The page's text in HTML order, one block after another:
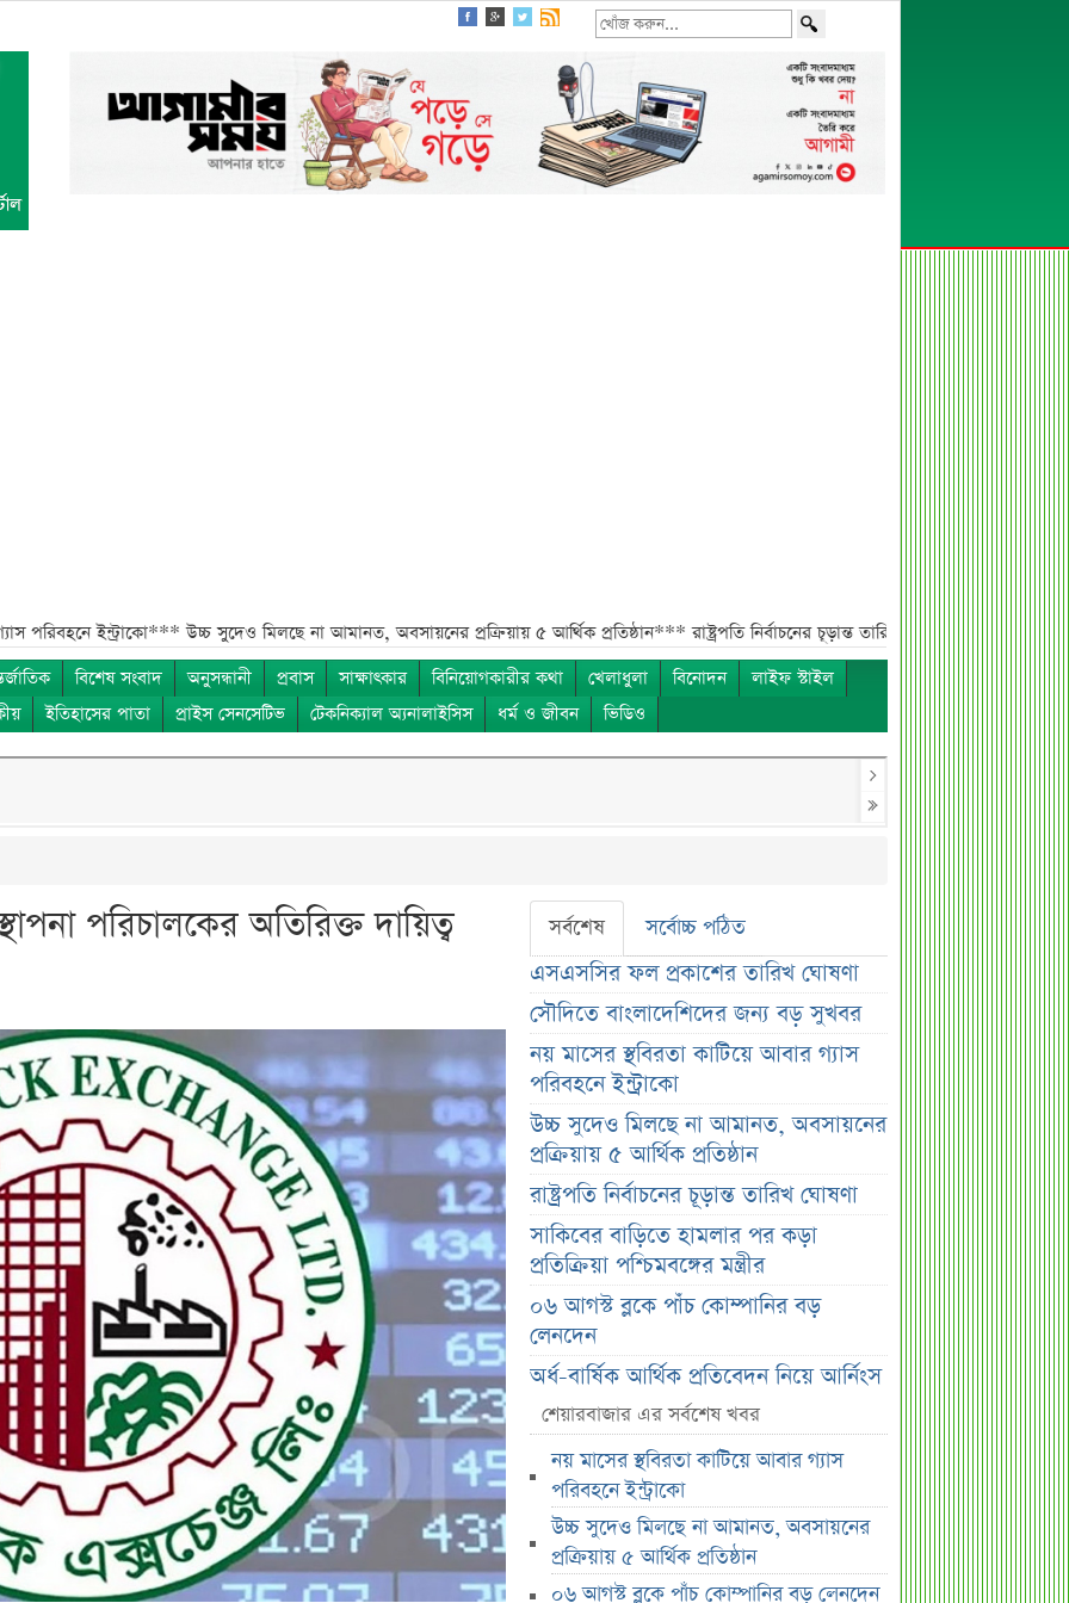
উচ্চ সুদেও মিলছে না আমানত, অবসায়নের প্রক্রিয়ায় ৫ আর্থিক প্রতিষ্ঠান*** রাষ্ট্রপতি নির্বাচনের চূড়ান্ত তারিখ ঘোষণা***
বিশেষ সংবাদ অনুসন্ধানী প্রবাস সাক্ষাৎকার বিনিয়োগকারীর কথা খেলাধুলা বিনোদন
লাইফ স্টাইল
ইতিহাসের পাতা প্রাইস সেনসেটিভ টেকনিক্যাল অ্যনালাইসিস ধর্ম ও জীবন ভিডিও
পরিচালকের অতিরিক্ত দায়িত্ব
সর্বশেষ সর্বোচ্চ পঠিত
এসএসসির ফল প্রকাশের তারিখ ঘোষণা
সৌদিতে বাংলাদেশিদের জন্য বড় সুখবর
নয় মাসের স্থবিরতা কাটিয়ে আবার গ্যাস
পরিবহনে ইন্ট্রাকো
উচ্চ সুদেও মিলছে না আমানত, অবসায়নের
প্রক্রিয়ায় ৫ আর্থিক প্রতিষ্ঠান
রাষ্ট্রপতি নির্বাচনের চূড়ান্ত তারিখ ঘোষণা
সাকিবের বাড়িতে হামলার পর কড়া
প্রতিক্রিয়া পশ্চিমবঙ্গের মন্ত্রীর
০৬ আগস্ট ব্লকে পাঁচ কোম্পানির বড়
লেনদেন
অর্ধ-বার্ষিক আর্থিক প্রতিবেদন নিয়ে আর্নিংস
ডিসক্লোজার করবে ব্র্যাক ব্যাংক
কর্ণফুলী ইন্স্যুরেন্সের অর্ধ-বার্ষিক সম্মেলন
অনুষ্ঠিত
৭৫ হাজার ২৮৩ শেয়ার মনোনীত
উত্তরাধিকারীর নামে হস্তান্তর
আস্থা থাকলেও বাজারে অস্থিরতা, তদারকি
শেয়ারবাজার এর সর্বশেষ খবর
নয় মাসের স্থবিরতা কাটিয়ে আবার গ্যাস
পরিবহনে ইন্ট্রাকো
উচ্চ সুদেও মিলছে না আমানত, অবসায়নের
প্রক্রিয়ায় ৫ আর্থিক প্রতিষ্ঠান
০৬ আগস্ট ব্লকে পাঁচ কোম্পানির বড় লেনদেন